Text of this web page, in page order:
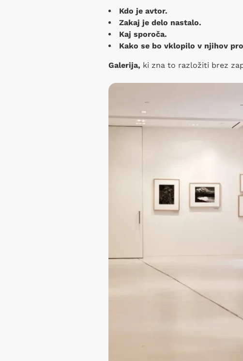
Kdo je avtor.
Zakaj je delo nastalo.
Kaj sporoča.
Kako se bo vklopilo v njihov
Galerija, ki zna to razložiti brez